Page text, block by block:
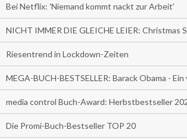
Bei Netflix: 'Niemand kommt nackt zur Arbeit'
NICHT IMMER DIE GLEICHE LEIER: Christmas
Riesentrend in Lockdown-Zeiten
MEGA-BUCH-BESTSELLER: Barack Obama -
media control Buch-Award: Herbstbestseller
Die Promi-Buch-Bestseller TOP 20